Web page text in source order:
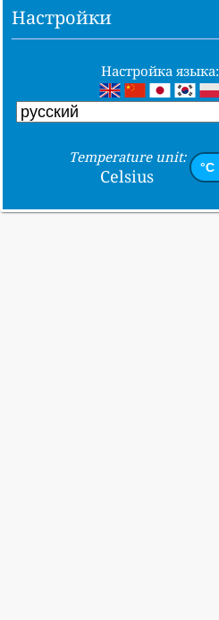
Настройки
Настройка языка:
Temperature unit:
Celsius